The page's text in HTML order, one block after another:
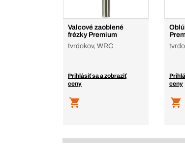
Valcové zaoblené
frézky Premium
tvrdokov, WRC
Prihlásiť sa a zobraziť
ceny
ceny